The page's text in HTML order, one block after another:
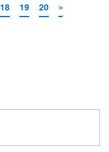
18 19 20 »